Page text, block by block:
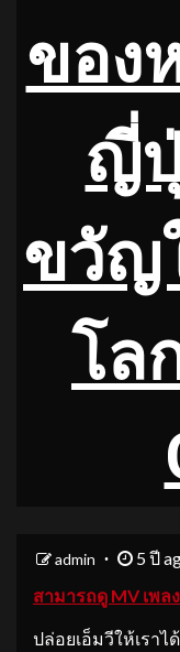
ของ
ญี่
ขวัญ
โล
admin 5 ปี
สามารถดู MV เพล
ปล่อยเอ็มวีให้เราไ